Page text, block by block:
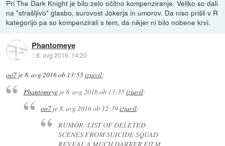
Pri The Dark Knight je bilo zelo očitno kompenziranje. Veliko so dali
na "strašljivo" glasbo, surovost Jokerja in umorov. Da niso prišli v R
kategorijo pa so kompenzirali s tem, da nikjer ni bilo nobene krvi.
Phantomeye
::8. avg 2016, 14:20
oo7 je8. avg 2016 ob 13:55izjavil:
Phantomeyeje8. avg 2016 ob 13:35izjavil:
oo7je8. avg 2016 ob 12:39izjavil:
RUMOR: LIST OF DELETED
SCENES FROM SUICIDE SQUAD
REVEAL A MUCH DARKER FILM